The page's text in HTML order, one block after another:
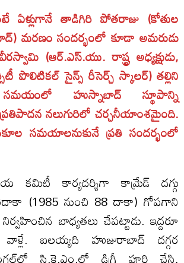
ఏళ్లుగానే తాడిగిరి పోతరాజు (కోతుల
మరణం సందర్భంలో కూడా అమరుడు
(ఆర్‌.ఎస్‌.యు. రాష్ట్ర అధ్యక్షుడు,
పొలిటికల్‌ సైన్స్‌ రీసెర్చ్‌ స్కాలర్‌) తల్లిని
హుస్నాబాద్‌ స్థూపాన్ని
ప్రతిపాదన నలుగురిలో చర్చనీయాంశమైంది.
సమయాలనుకునే ప్రతి సందర్భంలో
కమిటీ కార్యదర్శిగా కామ్రేడ్‌ దగ్గు
(1985 నుంచి 88 దాకా) గోపగాని
బాధ్యతలు చేపట్టాడు. ఇద్దరూ
ఐలయ్యది హుజురాబాద్‌ దగ్గర
సి.కె.ఎం.లో డిగ్రీ పూర్తి చేసి,